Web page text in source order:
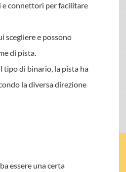
e connettori per facilitare
scegliere e possono
di pista.
tipo di binario, la pista ha
la diversa direzione
essere una certa